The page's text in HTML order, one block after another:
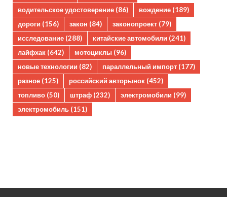
водительское удостоверение (86) вождение (189)
дороги (156) закон (84) законопроект (79)
исследование (288) китайские автомобили (241)
лайфхак (642) мотоциклы (96)
новые технологии (82) параллельный импорт (177)
разное (125) российский авторынок (452)
топливо (50) штраф (232) электромобили (99)
электромобиль (151)